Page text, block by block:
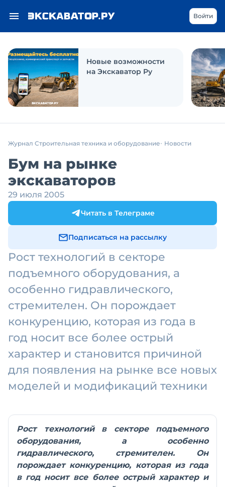
Войти
Новые возможности
на Экскаватор Ру
Журнал Строительная техника и оборудование Новости
Бум на рынке
экскаваторов
29 июля 2005
Читать в Телеграме
Подписаться на рассылку
Рост технологий в секторе
подъемного оборудования, а
особенно гидравлического,
стремителен. Он порождает
конкуренцию, которая из года в
год носит все более острый
характер и становится причиной
для появления на рынке все новых
моделей и модификаций техники
Рост технологий в секторе подъемного
оборудования, а особенно
гидравлического, стремителен. Он
порождает конкуренцию, которая из года
в год носит все более острый характер и